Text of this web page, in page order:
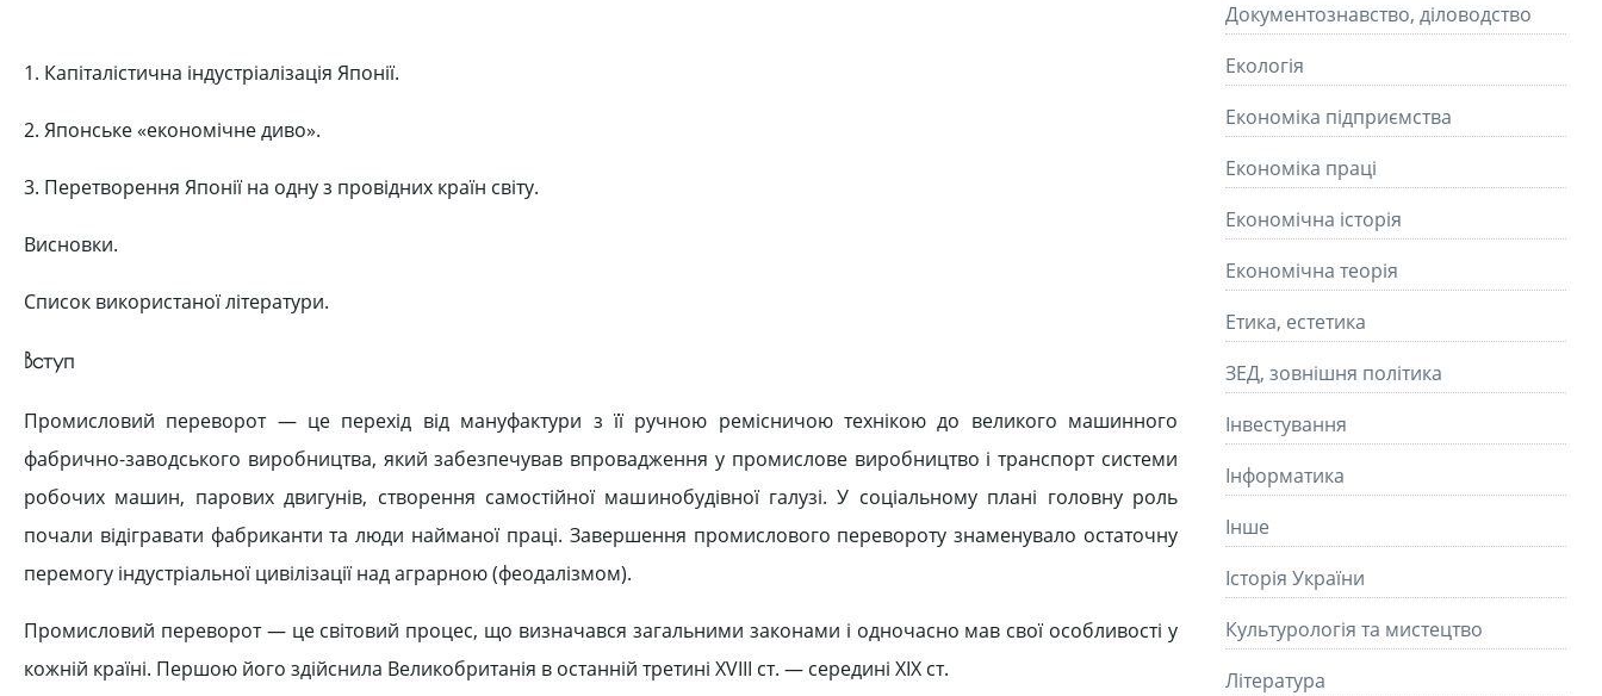
1. Капіталістична індустріалізація Японії.
2. Японське «економічне диво».
3. Перетворення Японії на одну з провідних країн світу.
Висновки.
Список використаної літератури.
Вступ
Промисловий переворот — це перехід від мануфактури з її ручною ремісничою технікою до великого машинного
фабрично-заводського виробництва, який забезпечував впровадження у промислове виробництво і транспорт системи
робочих машин, парових двигунів, створення самостійної машинобудівної галузі. У соціальному плані головну роль
почали відігравати фабриканти та люди найманої праці. Завершення промислового перевороту знаменувало остаточну
перемогу індустріальної цивілізації над аграрною (феодалізмом).
Промисловий переворот — це світовий процес, що визначався загальними законами і одночасно мав свої особливості у
кожній країні. Першою його здійснила Великобританія в останній третині XVIII ст. — середині XIX ст.
Документознавство, діловодство
Екологія
Економіка підприємства
Економіка праці
Економічна історія
Економічна теорія
Етика, естетика
ЗЕД, зовнішня політика
Інвестування
Інформатика
Інше
Історія України
Культурологія та мистецтво
Літературa